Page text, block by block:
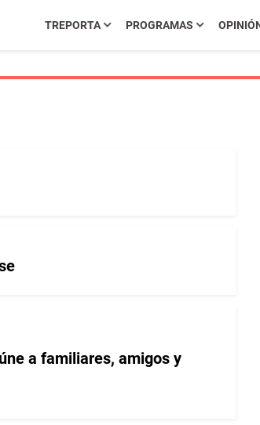
TREPORTA PROGRAMAS
a familiares, amigos y